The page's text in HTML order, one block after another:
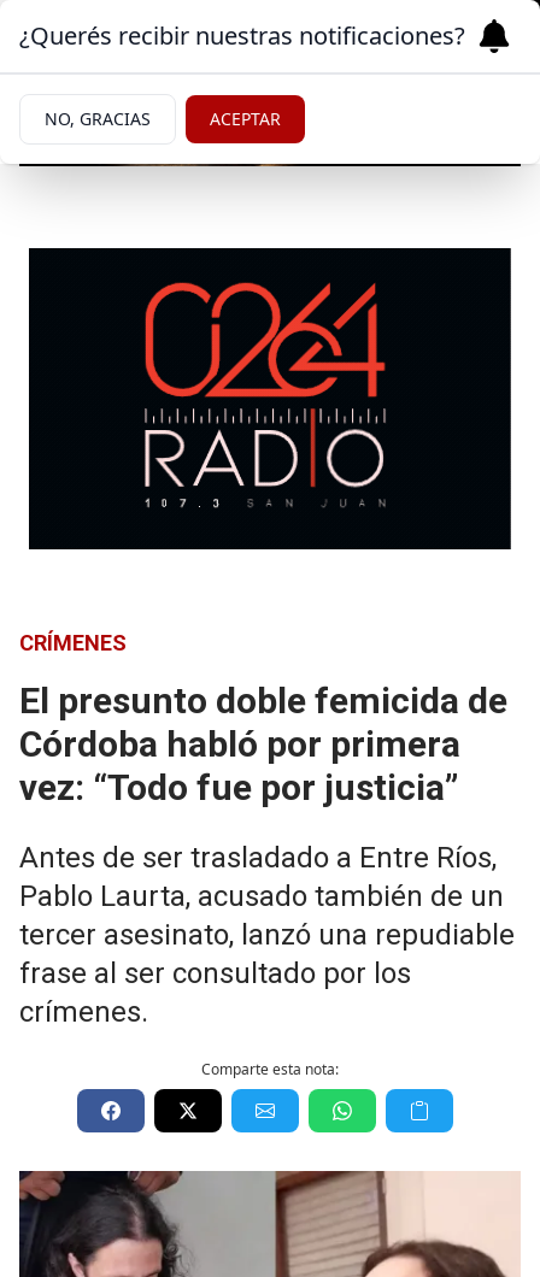
CRÍMENES
El presunto doble femicida de
Córdoba habló por primera
vez: “Todo fue por justicia”
Antes de ser trasladado a Entre Ríos,
Pablo Laurta, acusado también de un
tercer asesinato, lanzó una repudiable
frase al ser consultado por los
crímenes.
Comparte esta nota:
¿Querés recibir nuestras notificaciones?
NO, GRACIAS ACEPTAR